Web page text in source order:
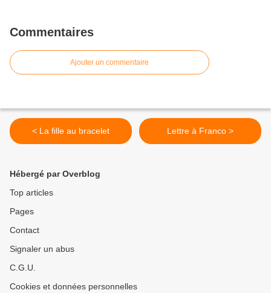
Commentaires
Ajouter un commentaire
< La fille au bracelet Lettre à Franco >
Hébergé par Overblog
Top articles
Pages
Contact
Signaler un abus
C.G.U.
Cookies et données personnelles